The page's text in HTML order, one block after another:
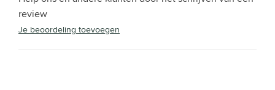
review
Je beoordeling toevoegen